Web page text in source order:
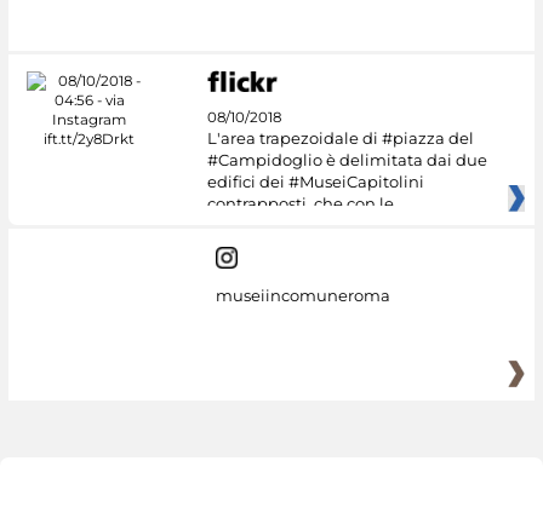
08/10/2018
L'area trapezoidale di #piazza del
#Campidoglio è delimitata dai due
edifici dei #MuseiCapitolini
contrapposti, che con le
museiincomuneroma